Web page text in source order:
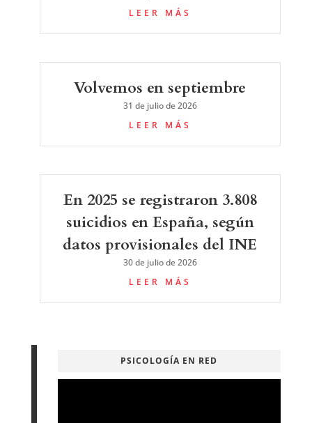
LEER MÁS
Volvemos en septiembre
31 de julio de 2026
LEER MÁS
En 2025 se registraron 3.808
suicidios en España, según
datos provisionales del INE
30 de julio de 2026
LEER MÁS
PSICOLOGÍA EN RED